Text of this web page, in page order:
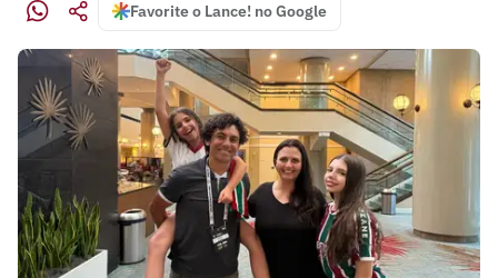
Favorite o Lance! no Google